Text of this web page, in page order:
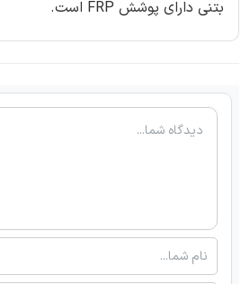
بتنی دارای پوشش FRP است.